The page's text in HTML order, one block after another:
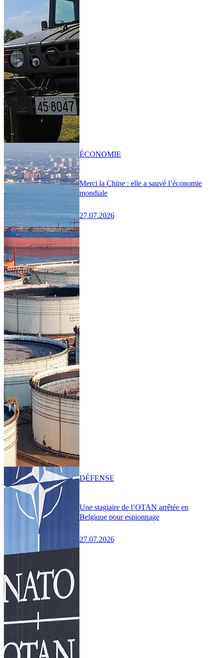
Merci la Chine : elle a sauvé l’économie
mondiale
27.07.2026
ÉCONOMIE
Une stagiaire de l’OTAN arrêtée en
Belgique pour espionnage
27.07.2026
DÉFENSE